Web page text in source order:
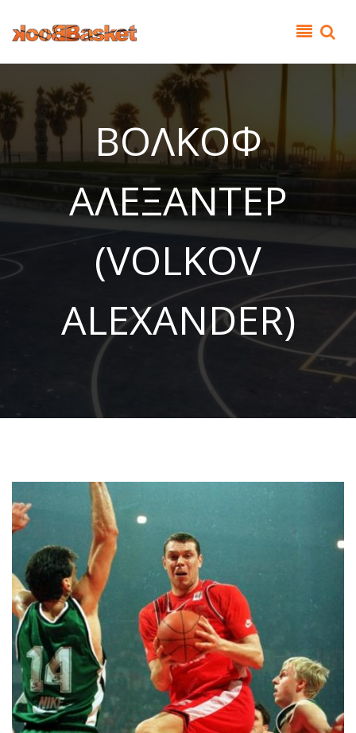
ΒΟΛΚΟΦ
ΑΛΕΞΑΝΤΕΡ
(VOLKOV
ALEXANDER)